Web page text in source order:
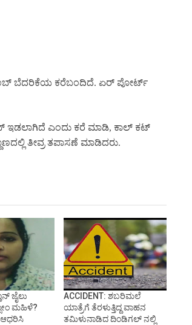
ಬೆದರಿಕೆಯ ಕರೆಬಂದಿದೆ. ಏರ್ ಪೋರ್ಟ್
ಇಡಲಾಗಿದೆ ಎಂದು ಕರೆ ಮಾಡಿ, ಕಾಲ್ ಕಟ್
ತೀವ್ರ ತಪಾಸಣೆ ಮಾಡಿದರು.
ಜೈಲು
ಮಹಿಳೆ?
ಆಧರಿಸಿ
ACCIDENT: ಶಬರಿಮಲೆ
ಯಾತ್ರೆಗೆ ತೆರಳುತ್ತಿದ್ದ ವಾಹನ
ತಮಿಳುನಾಡಿದ ದಿಂಡಿಗಲ್ ನಲ್ಲಿ